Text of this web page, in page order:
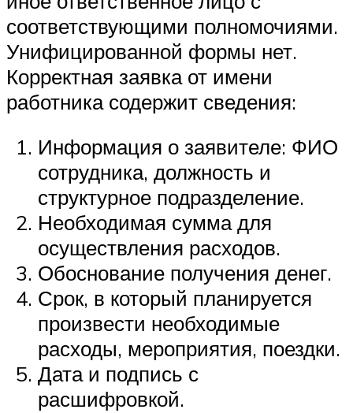
соответствующими полномочиями.
Унифицированной формы нет.
Корректная заявка от имени
работника содержит сведения:
Информация о заявителе: ФИО
сотрудника, должность и
структурное подразделение.
Необходимая сумма для
осуществления расходов.
Обоснование получения денег.
Срок, в который планируется
произвести необходимые
расходы, мероприятия, поездки.
Дата и подпись с
расшифровкой.